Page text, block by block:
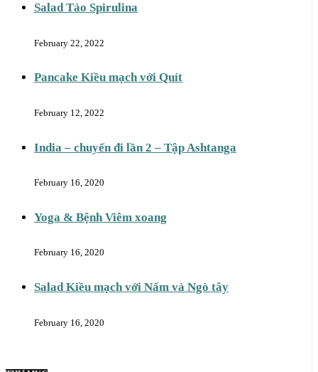
Salad Tảo Spirulina
February 22, 2022
Pancake Kiều mạch với Quít
February 12, 2022
India – chuyến đi lần 2 – Tập Ashtanga
February 16, 2020
Yoga & Bệnh Viêm xoang
February 16, 2020
Salad Kiều mạch với Nấm và Ngò tây
February 16, 2020